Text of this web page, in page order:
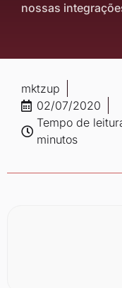
nossas
mktzup
02/07/2020
Tempo de
minutos